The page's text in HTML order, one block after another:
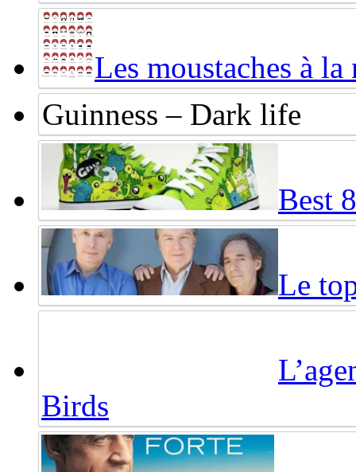
Les moustaches à
Guinness – Dark life
Best
Le
Birds